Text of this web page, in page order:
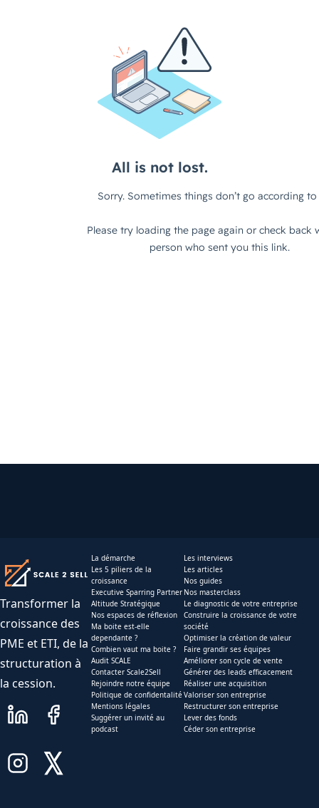
Transformer la
croissance des
PME et ETI, de la
structuration à
la cession.
La démarche
Les 5 piliers de la
croissance
Executive Sparring Partner
Altitude Stratégique
Nos espaces de réflexion
Ma boite est-elle
dependante ?
Combien vaut ma boite ?
Audit SCALE
Contacter Scale2Sell
Rejoindre notre équipe
Politique de confidentalité
Mentions légales
Suggérer un invité au
podcast
Les interviews
Les articles
Nos guides
Nos masterclass
Le diagnostic de votre entreprise
Construire la croissance de votre
société
Optimiser la création de valeur
Faire grandir ses équipes
Améliorer son cycle de vente
Générer des leads efficacement
Réaliser une acquisition
Valoriser son entreprise
Restructurer son entreprise
Lever des fonds
Céder son entreprise